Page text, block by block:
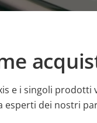
e i singoli prodotti
esperti dei nostri